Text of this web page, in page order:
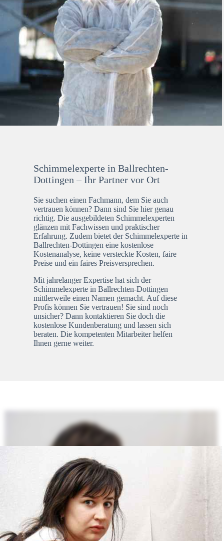
Schimmelexperte in Ballrechten-
Dottingen – Ihr Partner vor Ort
Sie suchen einen Fachmann, dem Sie auch
vertrauen können? Dann sind Sie hier genau
richtig. Die ausgebildeten Schimmelexperten
glänzen mit Fachwissen und praktischer
Erfahrung. Zudem bietet der Schimmelexperte in
Ballrechten-Dottingen eine kostenlose
Kostenanalyse, keine versteckte Kosten, faire
Preise und ein faires Preisversprechen.
Mit jahrelanger Expertise hat sich der
Schimmelexperte in Ballrechten-Dottingen
mittlerweile einen Namen gemacht. Auf diese
Profis können Sie vertrauen! Sie sind noch
unsicher? Dann kontaktieren Sie doch die
kostenlose Kundenberatung und lassen sich
beraten. Die kompetenten Mitarbeiter helfen
Ihnen gerne weiter.